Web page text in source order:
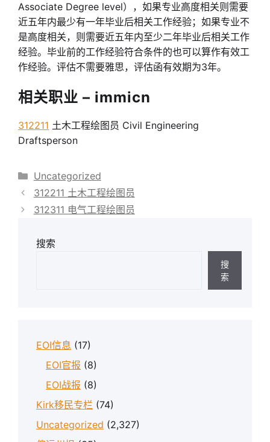
Associate Degree level），如果专业高度相关则需要
近五年内最少有一年毕业后相关工作经验；如果专业不
是高度相关，则需要近五年内至少二年毕业后相关工作
经验。毕业前的工作经验符合条件的也可以算作有效工
作经验。评估不需要雅思，评估函有效期为3年。
相关职业 – immicn
312211 土木工程绘图员 Civil Engineering
Draftsperson
分
类
Uncategorized
312211 土木工程绘图员
312311 电气工程绘图员
搜索
搜
索
EOI信息 (17)
EOI官报 (8)
EOI战报 (8)
Kirk移民专栏 (74)
Uncategorized (2,327)